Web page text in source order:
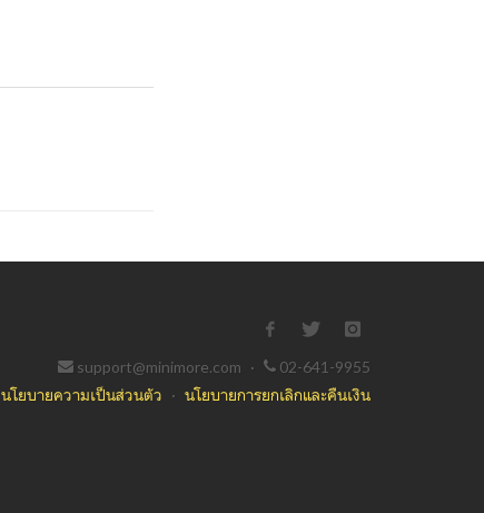
support@minimore.com ·
02-641-9955
นโยบายความเป็นส่วนตัว · นโยบายการยกเลิกและคืนเงิน